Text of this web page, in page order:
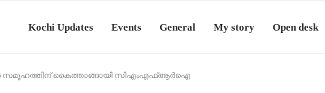
Kochi Updates Events General My story Open desk
സമൂഹത്തിന് കൈത്താങ്ങായി സിഎംഎഫ്ആർഐ